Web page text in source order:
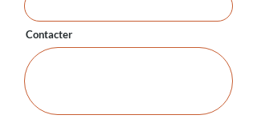
Contacter